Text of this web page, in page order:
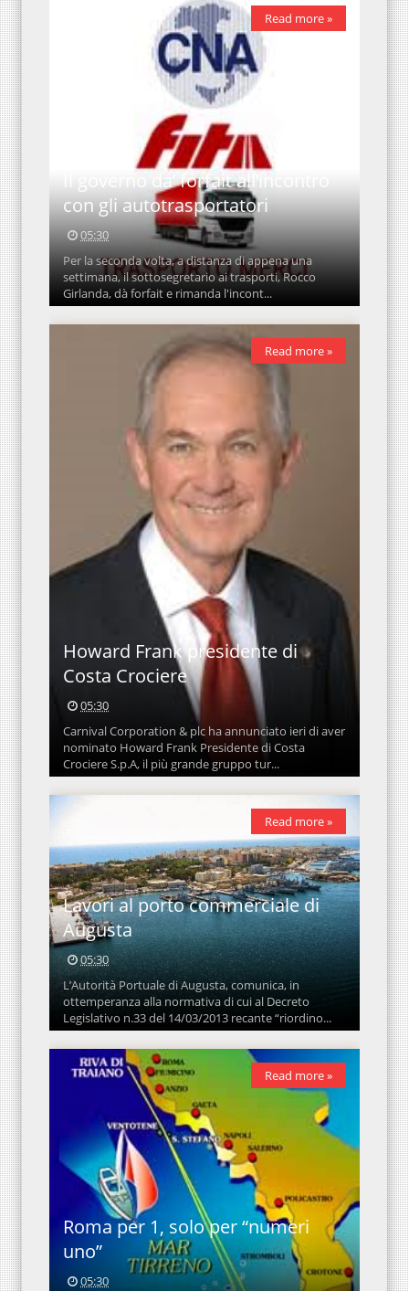
Il governo da’ forfait all’incontro
con gli autotrasportatori
05:30
Per la seconda volta, a distanza di appena una
settimana, il sottosegretario ai trasporti, Rocco
Girlanda, dà forfait e rimanda l'incont...
Read more »
Howard Frank presidente di
Costa Crociere
05:30
Carnival Corporation & plc ha annunciato ieri di aver
nominato Howard Frank Presidente di Costa
Crociere S.p.A, il più grande gruppo tur...
Read more »
Lavori al porto commerciale di
Augusta
05:30
L’Autorità Portuale di Augusta, comunica, in
ottemperanza alla normativa di cui al Decreto
Legislativo n.33 del 14/03/2013 recante “riordino...
Read more »
Roma per 1, solo per “numeri
uno”
05:30
Read more »